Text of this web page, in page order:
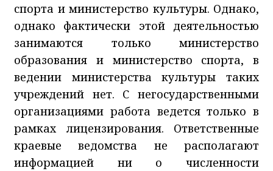
спорта и министерство культуры. Однако,
однако фактически этой деятельностью
занимаются только министерство
образования и министерство спорта, в
ведении министерства культуры таких
учреждений нет. С негосударственными
организациями работа ведется только в
рамках лицензирования. Ответственные
краевые ведомства не располагают
информацией ни о численности